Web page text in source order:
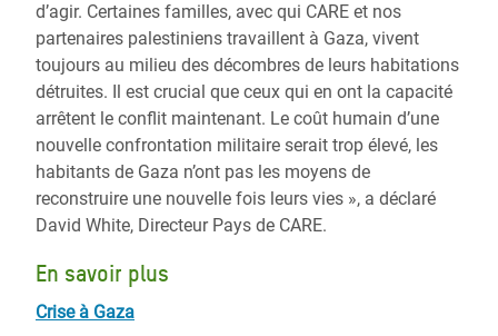
d’agir. Certaines familles, avec qui CARE et nos
partenaires palestiniens travaillent à Gaza, vivent
toujours au milieu des décombres de leurs habitations
détruites. Il est crucial que ceux qui en ont la capacité
arrêtent le conflit maintenant. Le coût humain d’une
nouvelle confrontation militaire serait trop élevé, les
habitants de Gaza n’ont pas les moyens de
reconstruire une nouvelle fois leurs vies », a déclaré
David White, Directeur Pays de CARE.
En savoir plus
Crise à Gaza